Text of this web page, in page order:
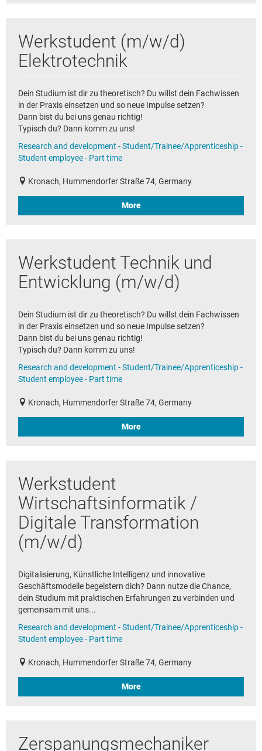
Werkstudent (m/w/d)
Elektrotechnik
Dein Studium ist dir zu theoretisch? Du willst dein Fachwissen
in der Praxis einsetzen und so neue Impulse setzen?
Dann bist du bei uns genau richtig!
Typisch du? Dann komm zu uns!
Research and development - Student/Trainee/Apprenticeship -
Student employee - Part time
Kronach, Hummendorfer Straße 74, Germany
More
Werkstudent Technik und
Entwicklung (m/w/d)
Dein Studium ist dir zu theoretisch? Du willst dein Fachwissen
in der Praxis einsetzen und so neue Impulse setzen?
Dann bist du bei uns genau richtig!
Typisch du? Dann komm zu uns!
Research and development - Student/Trainee/Apprenticeship -
Student employee - Part time
Kronach, Hummendorfer Straße 74, Germany
More
Werkstudent
Wirtschaftsinformatik /
Digitale Transformation
(m/w/d)
Digitalisierung, Künstliche Intelligenz und innovative
Geschäftsmodelle begeistern dich? Dann nutze die Chance,
dein Studium mit praktischen Erfahrungen zu verbinden und
gemeinsam mit uns...
Research and development - Student/Trainee/Apprenticeship -
Student employee - Part time
Kronach, Hummendorfer Straße 74, Germany
More
Zerspanungsmechaniker